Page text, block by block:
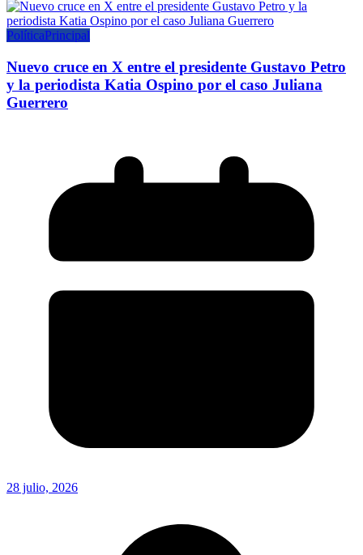
PolíticaPrincipal
Nuevo cruce en X entre el presidente Gustavo Petro
y la periodista Katia Ospino por el caso Juliana
Guerrero
28 julio, 2026